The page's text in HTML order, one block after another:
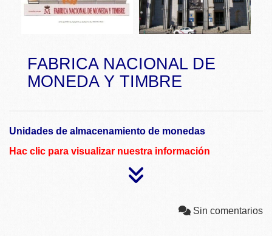
FABRICA NACIONAL DE
MONEDA Y TIMBRE
Unidades de almacenamiento de monedas
Hac clic para visualizar nuestra información
Sin comentarios